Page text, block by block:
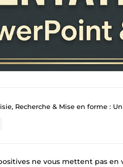
Recherche & Mise en forme :
ne vous mettent pas